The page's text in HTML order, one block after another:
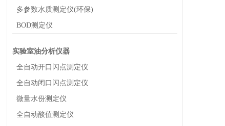
多参数水质测定仪(环保)
BOD测定仪
实验室油分析仪器
全自动开口闪点测定仪
全自动闭口闪点测定仪
微量水份测定仪
全自动酸值测定仪